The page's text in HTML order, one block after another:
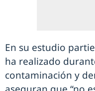
En su estudio
ha realizado
contaminación y